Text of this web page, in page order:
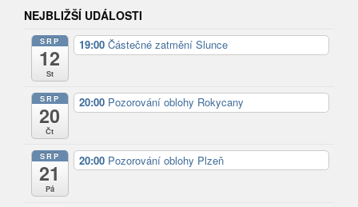
NEJBLIŽŠÍ UDÁLOSTI
SRP
12
St
19:00 Částečné zatmění Slunce
SRP
20
Čt
20:00 Pozorování oblohy Rokycany
SRP
21
Pá
20:00 Pozorování oblohy Plzeň